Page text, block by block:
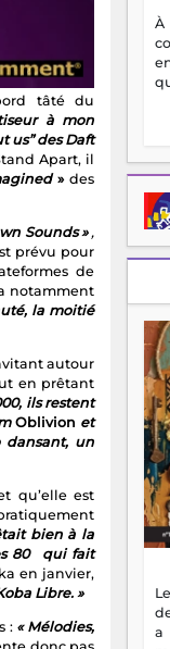
des Daft
Apart, il
»des
Sounds »,
prévu pour
de
notamment
la moitié
autour
en prêtant
ils restent
Oblivionet
un
qu’elle est
bien à la
80 qui fait
:« Mélodies,
donc pas
Live,
non plus
retrouvé
a